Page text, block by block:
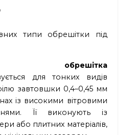
типи обрешітки під
обрешітка
для тонких видів
завтовшки 0,4–0,45 мм
із високими вітровими
Її виконують із
або плитних матеріалів,